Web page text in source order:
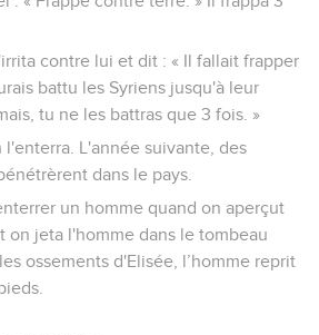
cela est décrit dans les
contre lui à Jérusalem et il
le poursuivit là-bas et on l’y fit
sur des chevaux et il fut enterré à
dans la ville de David.
prit Azaria, âgé de 16 ans, et le
de son père Amatsia.
Elath et la ramena sous l’autorité